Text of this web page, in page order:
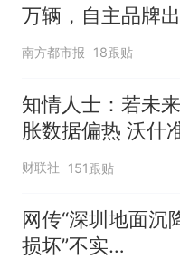
万辆，自主品牌
增130%
南方都市报 18跟贴
知情人士：若未
胀数据偏热 沃什
息
财联社 151跟贴
网传“深圳地面沉
损坏”不实